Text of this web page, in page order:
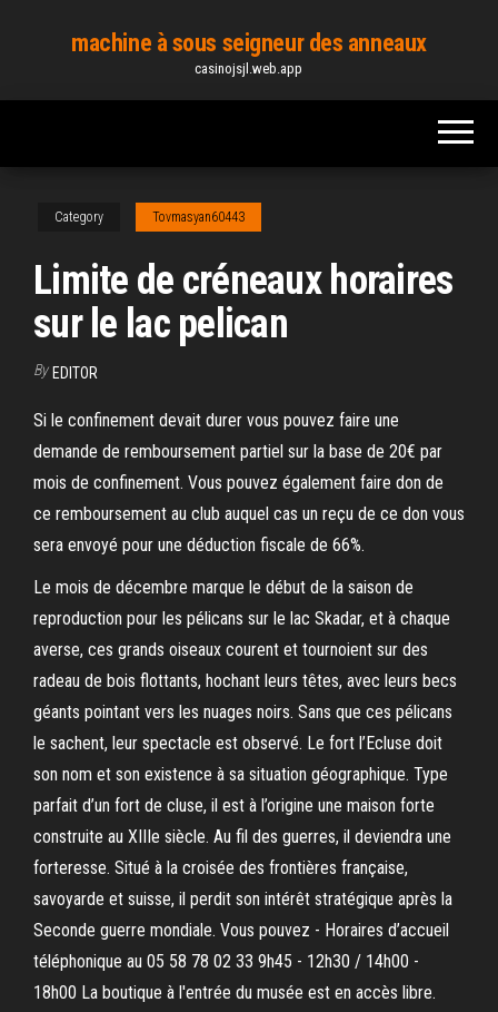
content
machine à sous seigneur des anneaux
casinojsjl.web.app
Category Tovmasyan60443
Limite de créneaux horaires
sur le lac pelican
By EDITOR
Si le confinement devait durer vous pouvez faire une
demande de remboursement partiel sur la base de 20€ par
mois de confinement. Vous pouvez également faire don de
ce remboursement au club auquel cas un reçu de ce don vous
sera envoyé pour une déduction fiscale de 66%.
Le mois de décembre marque le début de la saison de
reproduction pour les pélicans sur le lac Skadar, et à chaque
averse, ces grands oiseaux courent et tournoient sur des
radeau de bois flottants, hochant leurs têtes, avec leurs becs
géants pointant vers les nuages noirs. Sans que ces pélicans
le sachent, leur spectacle est observé. Le fort l’Ecluse doit
son nom et son existence à sa situation géographique. Type
parfait d’un fort de cluse, il est à l’origine une maison forte
construite au XIIIe siècle. Au fil des guerres, il deviendra une
forteresse. Situé à la croisée des frontières française,
savoyarde et suisse, il perdit son intérêt stratégique après la
Seconde guerre mondiale. Vous pouvez - Horaires d’accueil
téléphonique au 05 58 78 02 33 9h45 - 12h30 / 14h00 -
18h00 La boutique à l'entrée du musée est en accès libre.